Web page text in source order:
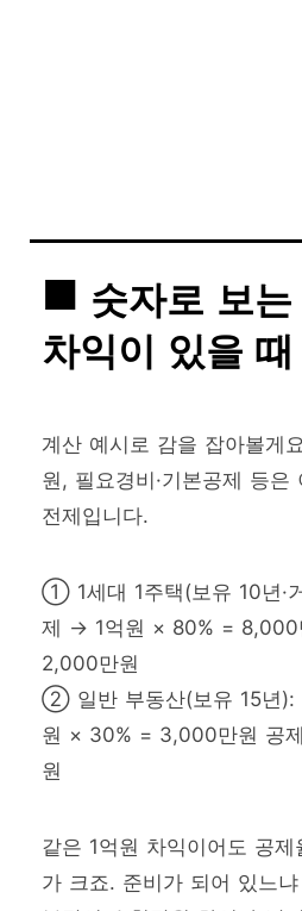
숫자로 보
차익이 있을 때
계산 예시로 감을 잡아볼게
원, 필요경비·기본공제 등은
전제입니다.
① 1세대 1주택(보유 10년·
제 → 1억원 × 80% =
2,000만원
② 일반 부동산(보유 15년):
원 × 30% = 3,000만원 공
원
같은 1억원 차익이어도 공
가 크죠. 준비가 되어 있느